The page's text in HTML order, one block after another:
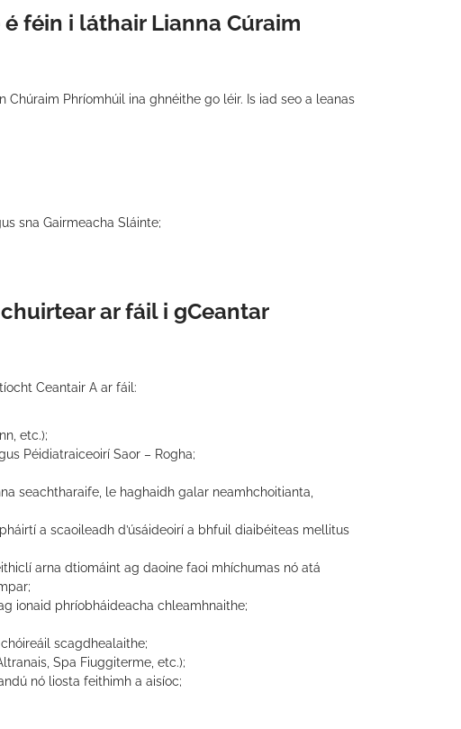
féin i láthair Lianna Cúraim
Phríomhúil ina ghnéithe go léir. Is iad seo a leanas
sna Gairmeacha Sláinte;
ar fáil i gCeantar
Ceantair A ar fáil:
etc.);
Péidiatraiceoirí Saor – Rogha;
seachtharaife, le haghaidh galar neamhchoitianta,
a scaoileadh d’úsáideoirí a bhfuil diaibéiteas mellitus
arna dtiomáint ag daoine faoi mhíchumas nó atá
ionaid phríobháideacha chleamhnaithe;
scagdhealaithe;
Spa Fiuggiterme, etc.);
nó liosta feithimh a aisíoc;